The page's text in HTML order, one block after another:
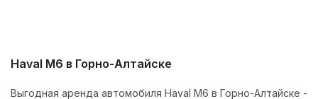
Haval M6 в Горно-Алтайске
Выгодная аренда автомобиля Haval M6 в Горно-Алтайске -